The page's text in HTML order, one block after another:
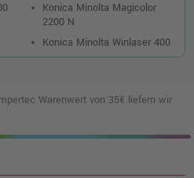
Konica Minolta Magicolor
2200 N
Konica Minolta Winlaser 400
Warenwert von 35€ liefern wir